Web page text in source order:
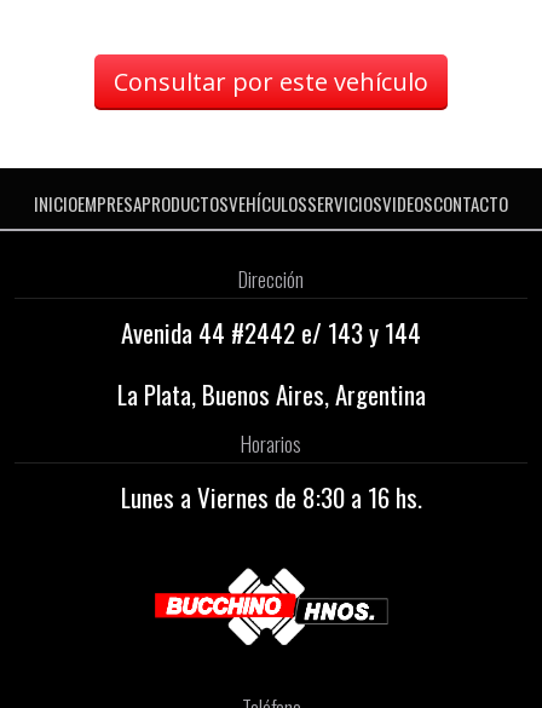
Consultar por este vehículo
INICIOEMPRESAPRODUCTOSVEHÍCULOSSERVICIOSVIDEOSCONTACTO
Dirección
Avenida 44 #2442 e/ 143 y 144
La Plata, Buenos Aires, Argentina
Horarios
Lunes a Viernes de 8:30 a 16 hs.